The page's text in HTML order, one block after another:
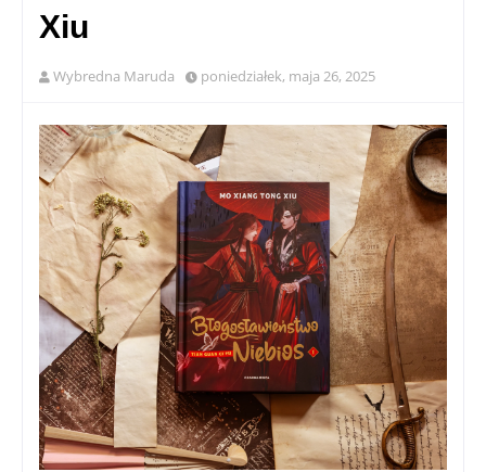
Xiu
Wybredna Maruda poniedziałek, maja 26, 2025